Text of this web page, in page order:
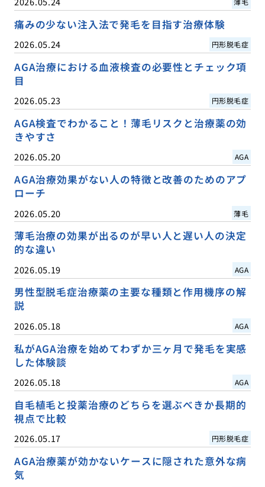
痛みの少ない注入法で発毛を目指す治療体験
2026.05.24 円形脱毛症
AGA治療における血液検査の必要性とチェック項
目
2026.05.23 円形脱毛症
AGA検査でわかること！薄毛リスクと治療薬の効
きやすさ
2026.05.20 AGA
AGA治療効果がない人の特徴と改善のためのアプ
ローチ
2026.05.20 薄毛
薄毛治療の効果が出るのが早い人と遅い人の決定
的な違い
2026.05.19 AGA
男性型脱毛症治療薬の主要な種類と作用機序の解
説
2026.05.18 AGA
私がAGA治療を始めてわずか三ヶ月で発毛を実感
した体験談
2026.05.18 AGA
自毛植毛と投薬治療のどちらを選ぶべきか長期的
視点で比較
2026.05.17 円形脱毛症
AGA治療薬が効かないケースに隠された意外な病
気